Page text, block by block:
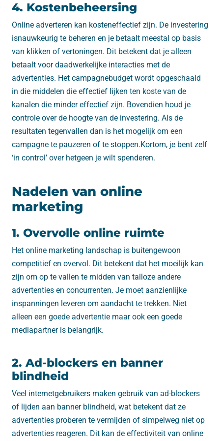
4. Kostenbeheersing
Online adverteren kan kosteneffectief zijn. De investering
isnauwkeurig te beheren en je betaalt meestal op basis
van klikken of vertoningen. Dit betekent dat je alleen
betaalt voor daadwerkelijke interacties met de
advertenties. Het campagnebudget wordt opgeschaald
in die middelen die effectief lijken ten koste van de
kanalen die minder effectief zijn. Bovendien houd je
controle over de hoogte van de investering. Als de
resultaten tegenvallen dan is het mogelijk om een
campagne te pauzeren of te stoppen.Kortom, je bent zelf
‘in control’ over hetgeen je wilt spenderen.
Nadelen van online
marketing
1. Overvolle online ruimte
Het online marketing landschap is buitengewoon
competitief en overvol. Dit betekent dat het moeilijk kan
zijn om op te vallen te midden van talloze andere
advertenties en concurrenten. Je moet aanzienlijke
inspanningen leveren om aandacht te trekken. Niet
alleen een goede advertentie maar ook een goede
mediapartner is belangrijk.
2. Ad-blockers en banner
blindheid
Veel internetgebruikers maken gebruik van ad-blockers
of lijden aan banner blindheid, wat betekent dat ze
advertenties proberen te vermijden of simpelweg niet op
advertenties reageren. Dit kan de effectiviteit van online